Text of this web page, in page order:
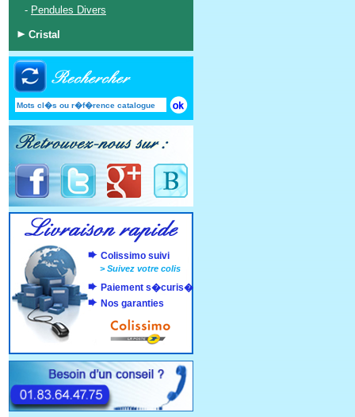
- Pendules Divers
Cristal
Colissimo suivi
>Suivez votre colis
Paiement s�curis�
Nos garanties